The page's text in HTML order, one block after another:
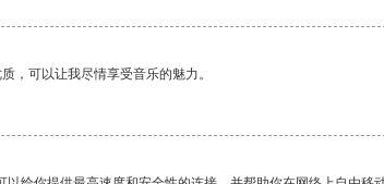
，可以让我尽情享受音乐的魅力。